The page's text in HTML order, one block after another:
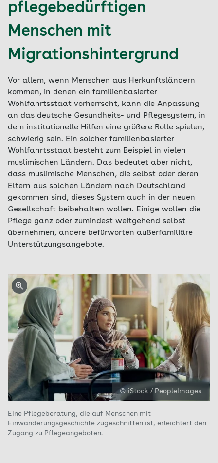
pflegebedürftigen
Menschen mit
Migrationshintergrund
Vor allem, wenn Menschen aus Herkunftsländern
kommen, in denen ein familienbasierter
Wohlfahrtsstaat vorherrscht, kann die Anpassung
an das deutsche Gesundheits- und Pflegesystem, in
dem institutionelle Hilfen eine größere Rolle spielen,
schwierig sein. Ein solcher familienbasierter
Wohlfahrtsstaat besteht zum Beispiel in vielen
muslimischen Ländern. Das bedeutet aber nicht,
dass muslimische Menschen, die selbst oder deren
Eltern aus solchen Ländern nach Deutschland
gekommen sind, dieses System auch in der neuen
Gesellschaft beibehalten wollen. Einige wollen die
Pflege ganz oder zumindest weitgehend selbst
übernehmen, andere befürworten außerfamiliäre
Unterstützungsangebote.
© iStock / PeopleImages
Eine Pflegeberatung, die auf Menschen mit
Einwanderungsgeschichte zugeschnitten ist, erleichtert den
Zugang zu Pflegeangeboten.